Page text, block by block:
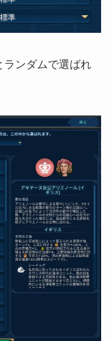
ランダムで選ばれ